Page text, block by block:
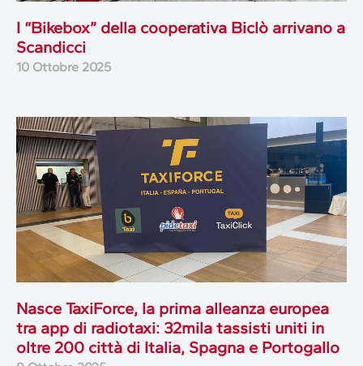
I “Bikebox” della cooperativa Biclò arrivano a
Scandicci
10 Ottobre 2025
Nasce TaxiForce, la prima alleanza europea
tra app di radiotaxi: 32mila tassisti uniti in
oltre 200 città di Italia, Spagna e Portogallo